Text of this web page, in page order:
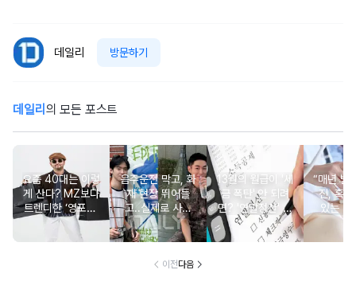
데일리 방문하기
데일리 의 모든 포스트
요즘 40대는 이렇
게 산다? MZ보다
트렌디한 ‘영포티’
분석
음주운전 막고, 화
재 현장 뛰어들
고..실제로 사람
구한 연예인 10
13월의 월급이 '세
금 폭탄' 안 되려
면? '연말정산' 핵
심 꿀팁 A to Z
“매년 받
진, 혹시
있는 건
요?”
이전다음